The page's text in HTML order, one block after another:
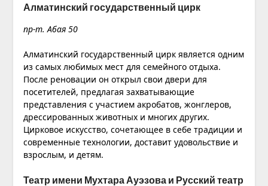
Алматинский государственный цирк
пр-т. Абая 50
Алматинский государственный цирк является одним
из самых любимых мест для семейного отдыха.
После реновации он открыл свои двери для
посетителей, предлагая захватывающие
представления с участием акробатов, жонглеров,
дрессированных животных и многих других.
Цирковое искусство, сочетающее в себе традиции и
современные технологии, доставит удовольствие и
взрослым, и детям.
Театр имени Мухтара Ауэзова и Русский театр